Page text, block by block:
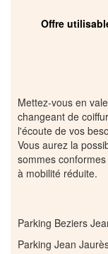
Offre
Mettez-vous en
changeant de
l'écoute de vos
Vous aurez la
sommes
à mobilité réduite.
Parking Beziers
Parking Jean